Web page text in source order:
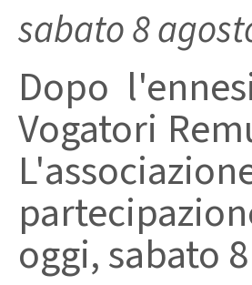
sabato 8
Dopo
Vogatori
oggi, sabato